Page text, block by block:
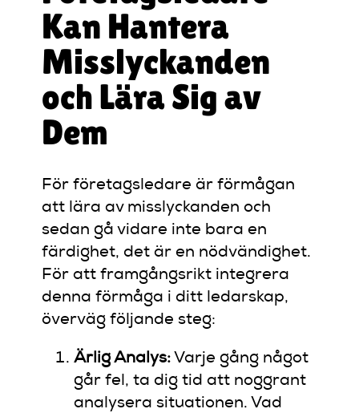
Kan Hantera
Misslyckanden
och Lära Sig av
Dem
För företagsledare är förmågan
att lära av misslyckanden och
sedan gå vidare inte bara en
färdighet, det är en nödvändighet.
För att framgångsrikt integrera
denna förmåga i ditt ledarskap,
överväg följande steg:
Ärlig Analys: Varje gång något
går fel, ta dig tid att noggrant
analysera situationen. Vad